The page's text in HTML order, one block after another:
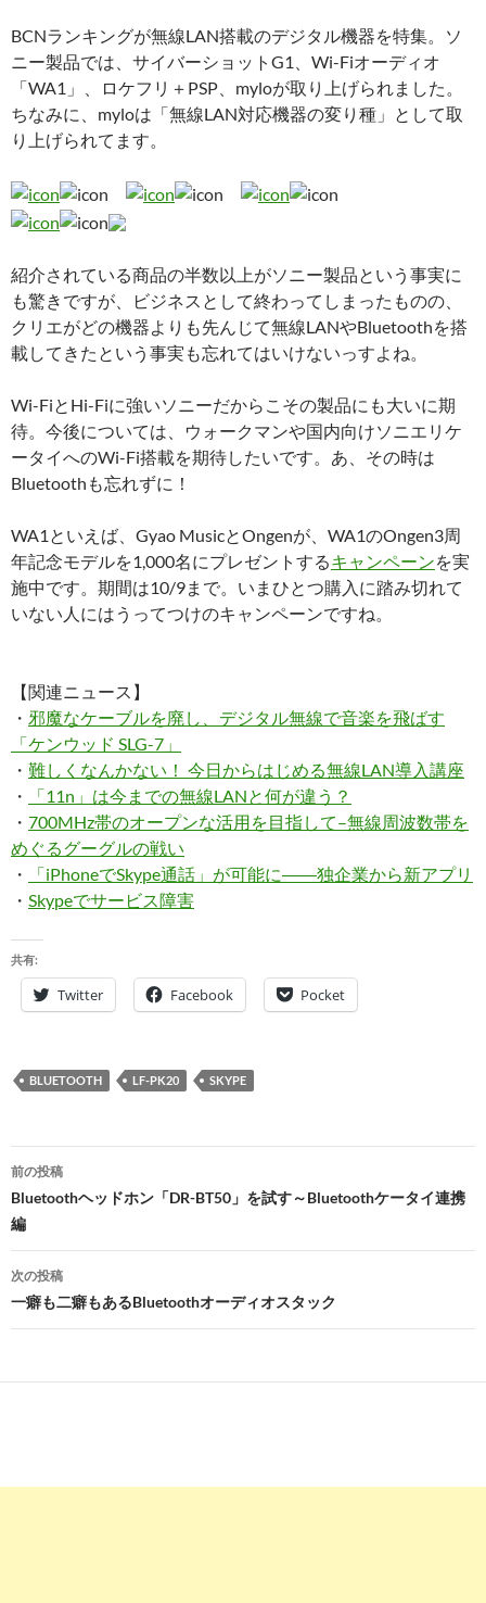
BCNランキングが無線LAN搭載のデジタル機器を特集。ソ
ニー製品では、サイバーショットG1、Wi-Fiオーディオ
「WA1」、ロケフリ＋PSP、myloが取り上げられました。
ちなみに、myloは「無線LAN対応機器の変り種」として取
り上げられてます。
紹介されている商品の半数以上がソニー製品という事実に
も驚きですが、ビジネスとして終わってしまったものの、
クリエがどの機器よりも先んじて無線LANやBluetoothを搭
載してきたという事実も忘れてはいけないっすよね。
Wi-FiとHi-Fiに強いソニーだからこその製品にも大いに期
待。今後については、ウォークマンや国内向けソニエリケ
ータイへのWi-Fi搭載を期待したいです。あ、その時は
Bluetoothも忘れずに！
WA1といえば、Gyao MusicとOngenが、WA1のOngen3周
年記念モデルを1,000名にプレゼントするキャンペーンを実
施中です。期間は10/9まで。いまひとつ購入に踏み切れて
いない人にはうってつけのキャンペーンですね。
【関連ニュース】
・ 邪魔なケーブルを廃し、デジタル無線で音楽を飛ばす
「ケンウッド SLG-7」
・ 難しくなんかない！ 今日からはじめる無線LAN導入講座
・
「11n」は今までの無線LANと何が違う？
・ 700MHz帯のオープンな活用を目指して–無線周波数帯を
めぐるグーグルの戦い
・
「iPhoneでSkype通話」が可能に――独企業から新アプリ
・ Skypeでサービス障害
共有:
Twitter Facebook Pocket
BLUETOOTH LF-PK20 SKYPE
投
稿
ナ
ビ
ゲ
シ
前の投稿
Bluetoothヘッドホン「DR-BT50」を試す～Bluetoothケータイ連携
編
次の投稿
一癖も二癖もあるBluetoothオーディオスタック